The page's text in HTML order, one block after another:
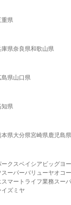
重県
庫県奈良県和歌山県
島県山口県
知県
本県大分県宮崎県鹿児島県
クスベイシア ビッグヨ
スーパーバリューヤオコー
スマート ライフ業務スー
イズミヤ